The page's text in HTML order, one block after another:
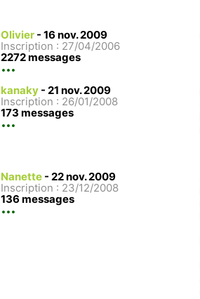
Olivier - 16 nov. 2009
Inscription : 27/04/2006
2272 messages
kanaky - 21 nov. 2009
Inscription : 26/01/2008
173 messages
Nanette - 22 nov. 2009
Inscription : 23/12/2008
136 messages